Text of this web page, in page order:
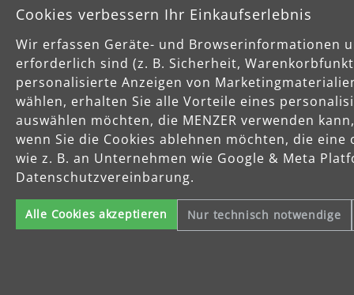
Cookies verbessern Ihr Einkaufserlebnis
Wir erfassen Geräte- und Browserinformationen
erforderlich sind (z. B. Sicherheit,
personalisierte Anzeigen von
wählen, erhalten Sie alle Vorteile eines
auswählen möchten, die MENZER verwenden
wenn Sie die Cookies ablehnen möchten, die
wie z. B. an Unternehmen wie Google & Meta
Datenschutzvereinbarung.
Alle Cookies akzeptieren Nur technisch notwendige